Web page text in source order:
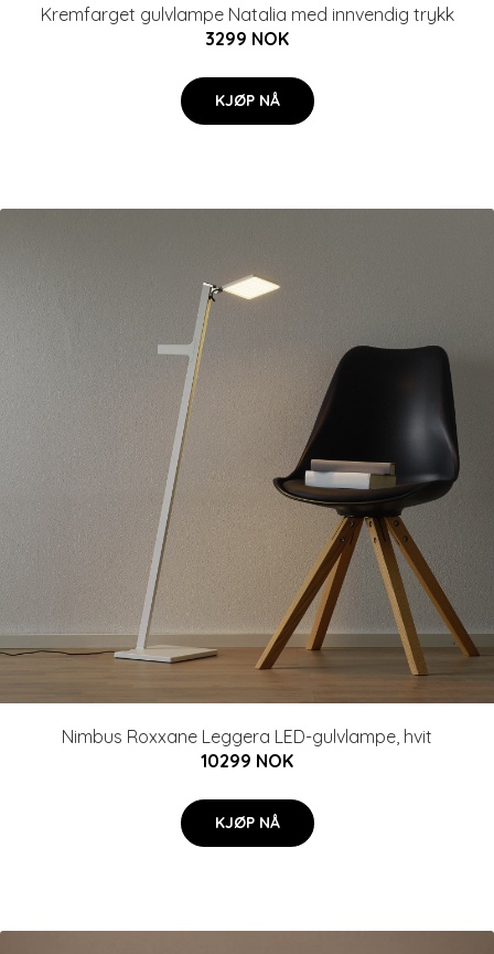
Kremfarget gulvlampe Natalia med innvendig trykk
3299 NOK
KJØP NÅ
Nimbus Roxxane Leggera LED-gulvlampe, hvit
10299 NOK
KJØP NÅ